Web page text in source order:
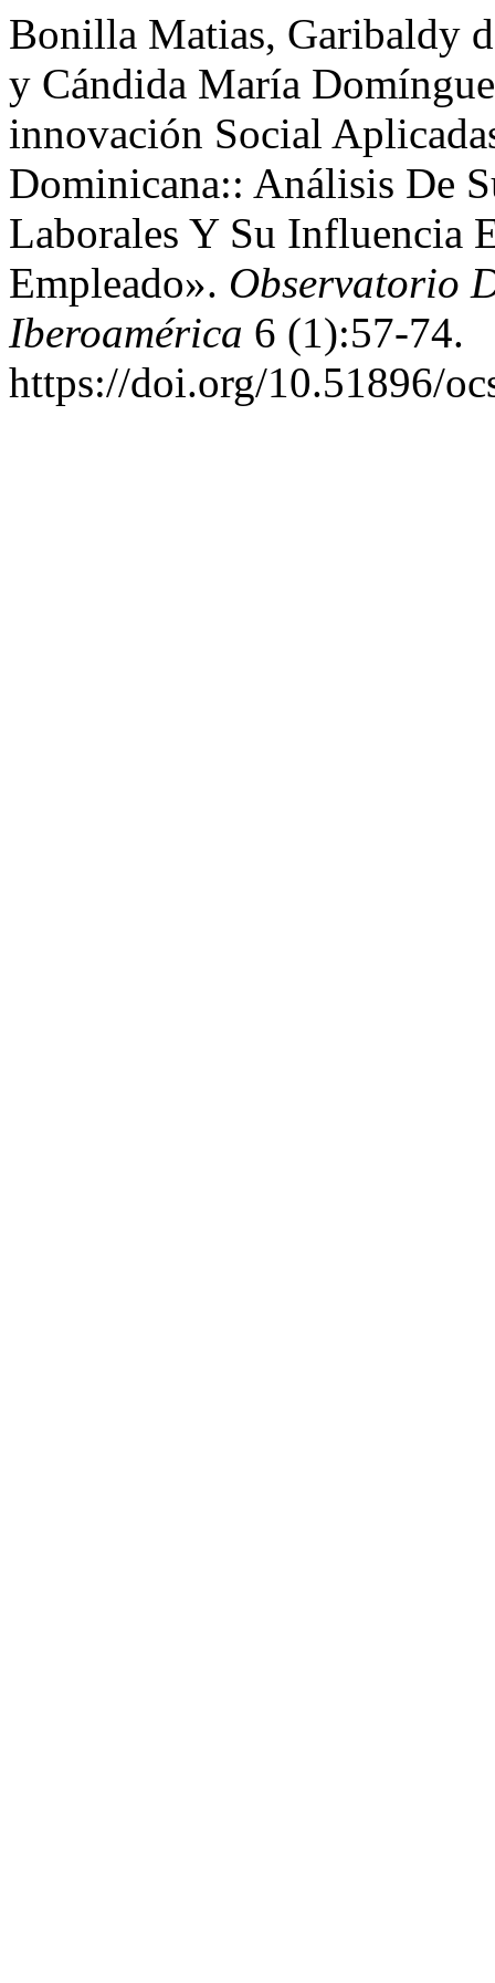
Bonilla Matias, Garibaldy
y Cándida María
innovación Social
Dominicana:: Análisis De
Laborales Y Su Influencia
Empleado». Observatorio
Iberoamérica 6 (1):57-74.
https://doi.org/10.51896/